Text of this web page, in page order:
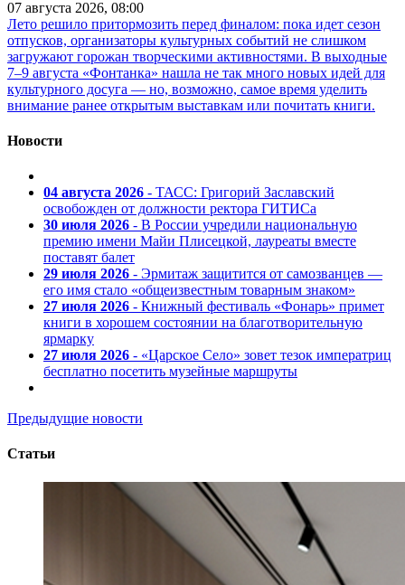
07 августа 2026, 08:00
Лето решило притормозить перед финалом: пока идет сезон
отпусков, организаторы культурных событий не слишком
загружают горожан творческими активностями. В выходные
7–9 августа «Фонтанка» нашла не так много новых идей для
культурного досуга — но, возможно, самое время уделить
внимание ранее открытым выставкам или почитать книги.
Новости
04 августа 2026 - ТАСС: Григорий Заславский
освобожден от должности ректора ГИТИСа
30 июля 2026 - В России учредили национальную
премию имени Майи Плисецкой, лауреаты вместе
поставят балет
29 июля 2026 - Эрмитаж защитится от самозванцев —
его имя стало «общеизвестным товарным знаком»
27 июля 2026 - Книжный фестиваль «Фонарь» примет
книги в хорошем состоянии на благотворительную
ярмарку
27 июля 2026 - «Царское Село» зовет тезок императриц
бесплатно посетить музейные маршруты
Предыдущие новости
Статьи